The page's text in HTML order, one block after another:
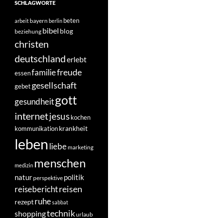
SCHLAGWORTE
arbeitbayern berlin beten
beziehung bibel blog
christen
deutschlanderlebt
essenfamiliefreude
gebetgesellschaft
gesundheitgott
internetjesuskochen
kommunikationkrankheit
lebenliebemarketing
medizin menschen
naturperspektive politik
reiseberichtreisen
rezeptruhesabbat
shoppingtechnikurlaub